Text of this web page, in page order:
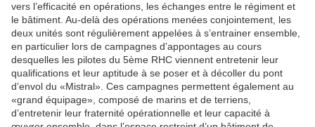
vers l’efficacité en opérations, les échanges entre le régiment et
le bâtiment. Au-delà des opérations menées conjointement, les
deux unités sont régulièrement appelées à s’entrainer ensemble,
en particulier lors de campagnes d’appontages au cours
desquelles les pilotes du 5ème RHC viennent entretenir leur
qualifications et leur aptitude à se poser et à décoller du pont
d’envol du «Mistral». Ces campagnes permettent également au
«grand équipage», composé de marins et de terriens,
d’entretenir leur fraternité opérationnelle et leur capacité à